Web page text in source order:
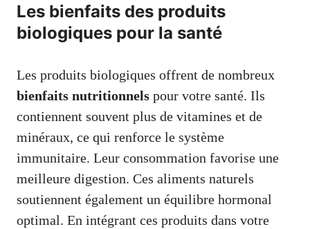
Les bienfaits des produits
biologiques pour la santé
Les produits biologiques offrent de nombreux
bienfaits nutritionnels pour votre santé. Ils
contiennent souvent plus de vitamines et de
minéraux, ce qui renforce le système
immunitaire. Leur consommation favorise une
meilleure digestion. Ces aliments naturels
soutiennent également un équilibre hormonal
optimal. En intégrant ces produits dans votre